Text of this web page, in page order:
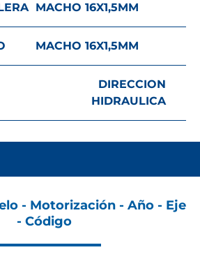
MACHO 16X1,5MM
MACHO 16X1,5MM
DIRECCION
HIDRAULICA
- Motorización - Año - Eje
- Código